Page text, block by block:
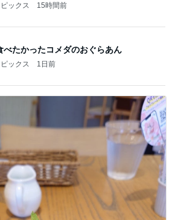
ックス 15時間前
べたかったコメダのおぐらあん
ックス 1日前